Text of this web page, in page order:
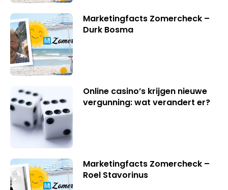
Marketingfacts Zomercheck –
Durk Bosma
Online casino’s krijgen nieuwe
vergunning: wat verandert er?
Marketingfacts Zomercheck –
Roel Stavorinus